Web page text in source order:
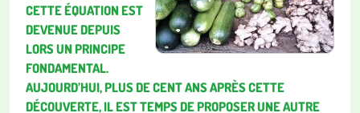
CETTE ÉQUATION EST
DEVENUE DEPUIS
LORS UN PRINCIPE
FONDAMENTAL.
AUJOURD’HUI, PLUS DE CENT ANS APRÈS CETTE
DÉCOUVERTE, IL EST TEMPS DE PROPOSER UNE AUTRE